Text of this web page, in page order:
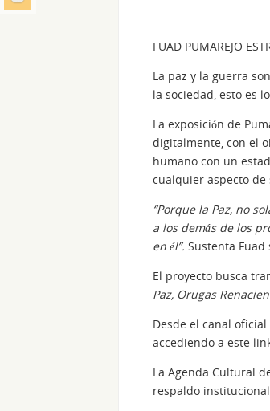
FUAD PUMAREJO
La paz y la guerra
la sociedad, esto es
La exposición de
digitalmente, con el
humano con un
cualquier aspecto de
“Porque la Paz, no
a los demás de los
en él”. Sustenta Fuad
El proyecto busca
Paz, Orugas
Desde el canal
accediendo a este
La Agenda Cultural
respaldo